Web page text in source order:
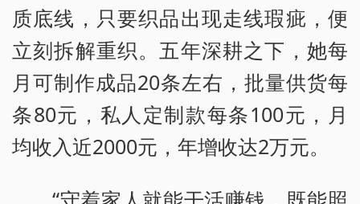
质底线，只要织品出现走线瑕疵，便
立刻拆解重织。五年深耕之下，她每
月可制作成品20条左右，批量供货每
条80元，私人定制款每条100元，月
均收入近2000元，年增收达2万元。